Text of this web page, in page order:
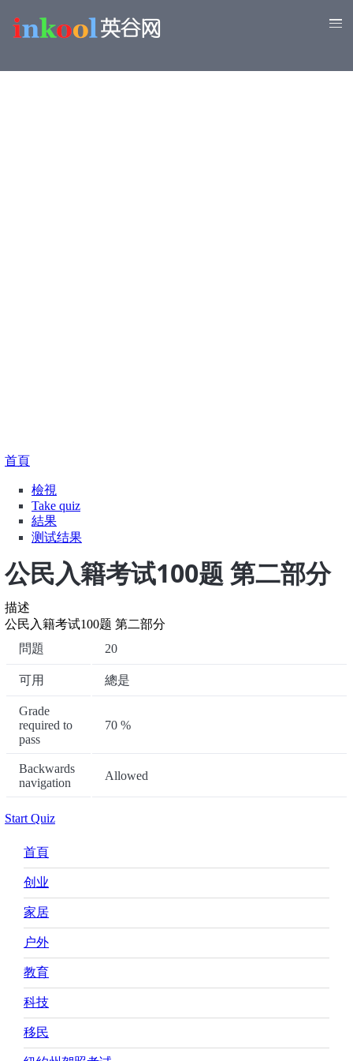
容
導
連
結
首頁
Primary
tabs
檢視
用
頁
Take quiz
結果
测试结果
公民入籍考试100题 第二部分
描述
公民入籍考试100题 第二部分
問題
20
可用 總是
Grade
required to
pass
70 %
Backwards
navigation
Allowed
Start Quiz
Main
navigation
首頁
创业
家居
户外
教育
科技
移民